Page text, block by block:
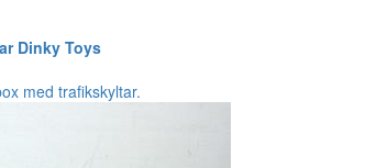
Dinky Toys
med trafikskyltar.